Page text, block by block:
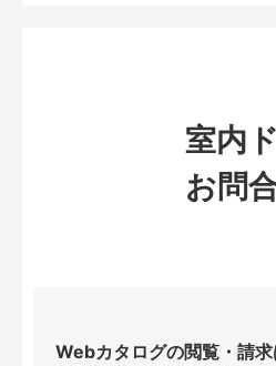
室内
お問
Webカタログの閲覧・請